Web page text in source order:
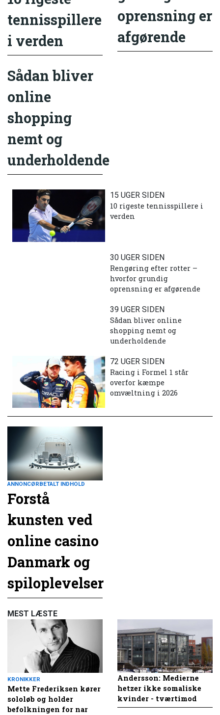
tennisspillere
i verden
oprensning er
afgørende
Sådan bliver
online
shopping
nemt og
underholdende
15 UGER SIDEN
10 rigeste tennisspillere i
verden
30 UGER SIDEN
Rengøring efter rotter –
hvorfor grundig
oprensning er afgørende
39 UGER SIDEN
Sådan bliver online
shopping nemt og
underholdende
72 UGER SIDEN
Racing i Formel 1 står
overfor kæmpe
omvæltning i 2026
ANNONCØRBETALT INDHOLD
Forstå
kunsten ved
online casino
Danmark og
spiloplevelser
MEST LÆSTE
KRONIKKER
Mette Frederiksen kører
sololøb og holder
befolkningen for nar
Andersson: Medierne
hetzer ikke somaliske
kvinder - tværtimod